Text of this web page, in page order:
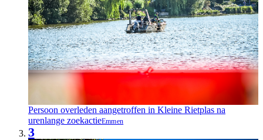
Persoon overleden aangetroffen in Kleine Rietplas na
urenlange zoekactieEmmen
3